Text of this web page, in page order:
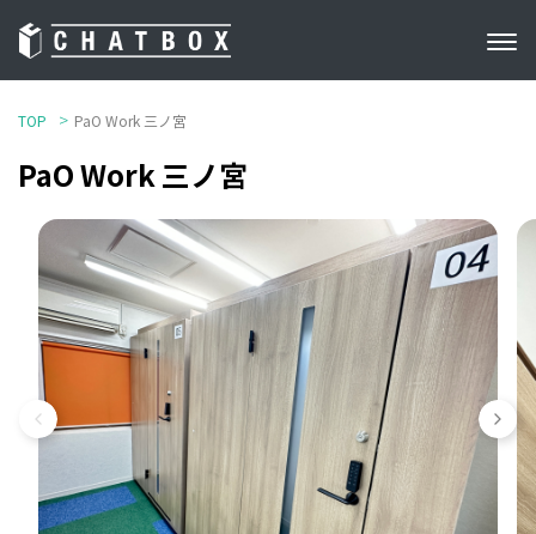
TOP PaO Work 三ノ宮
PaO Work 三ノ宮